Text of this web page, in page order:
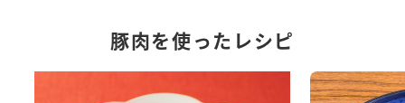
豚肉を使ったレシピ